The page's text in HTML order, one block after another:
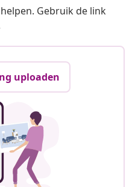
Gebruik de link
uploaden